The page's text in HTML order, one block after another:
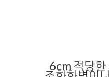
6cm 적당